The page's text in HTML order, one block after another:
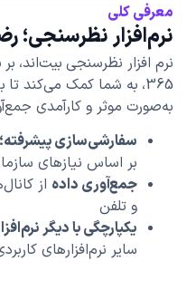
معرفی کلی
نرم‌افزار نظرسنجی؛
365، به شما کمک می‌کند تا
به‌صورت موثر و کارآمدی
سفارشی‌سازی پیشرفته؛
بر اساس نیازهای
جمع‌آوری داده از
و تلفن
یکپارچگی با دیگر
سایر نرم‌افزارهای